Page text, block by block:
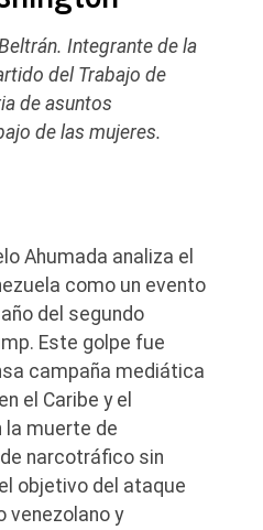
Integrante de la
del Trabajo de
de asuntos
de las mujeres.
Ahumada analiza el
como un evento
del segundo
Este golpe fue
campaña mediática
el Caribe y el
la muerte de
narcotráfico sin
objetivo del ataque
venezolano y